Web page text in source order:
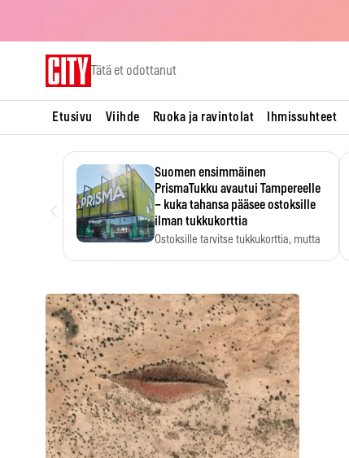
Tätä et odottanut
Etusivu Viihde Ruoka ja ravintolat Ihmissuhteet
Suomen ensimmäinen
PrismaTukku avautui Tampereelle
– kuka tahansa pääsee ostoksille
ilman tukkukorttia
Ostoksille tarvitse tukkukorttia, mutta